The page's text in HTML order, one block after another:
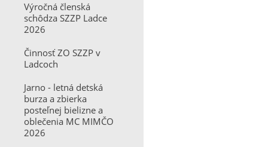
Výročná členská
schôdza SZZP Ladce
2026
Činnosť ZO SZZP v
Ladcoch
Jarno - letná detská
burza a zbierka
posteľnej bielizne a
oblečenia MC MIMČO
2026